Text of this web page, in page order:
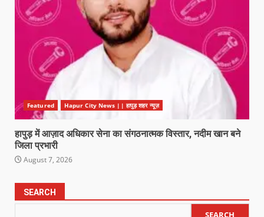
Featured Hapur City News || हापुड़ शहर न्यूज़
हापुड़ में आज़ाद अधिकार सेना का संगठनात्मक विस्तार, नदीम खान बने
जिला प्रभारी
August 7, 2026
SEARCH
SEARCH